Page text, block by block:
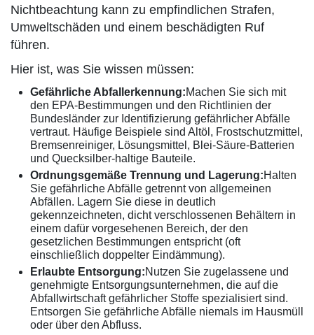
Nichtbeachtung kann zu empfindlichen Strafen,
Umweltschäden und einem beschädigten Ruf
führen.
Hier ist, was Sie wissen müssen:
Gefährliche Abfallerkennung:Machen Sie sich mit
den EPA-Bestimmungen und den Richtlinien der
Bundesländer zur Identifizierung gefährlicher Abfälle
vertraut. Häufige Beispiele sind Altöl, Frostschutzmittel,
Bremsenreiniger, Lösungsmittel, Blei-Säure-Batterien
und Quecksilber-haltige Bauteile.
Ordnungsgemäße Trennung und Lagerung:Halten
Sie gefährliche Abfälle getrennt von allgemeinen
Abfällen. Lagern Sie diese in deutlich
gekennzeichneten, dicht verschlossenen Behältern in
einem dafür vorgesehenen Bereich, der den
gesetzlichen Bestimmungen entspricht (oft
einschließlich doppelter Eindämmung).
Erlaubte Entsorgung:Nutzen Sie zugelassene und
genehmigte Entsorgungsunternehmen, die auf die
Abfallwirtschaft gefährlicher Stoffe spezialisiert sind.
Entsorgen Sie gefährliche Abfälle niemals im Hausmüll
oder über den Abfluss.